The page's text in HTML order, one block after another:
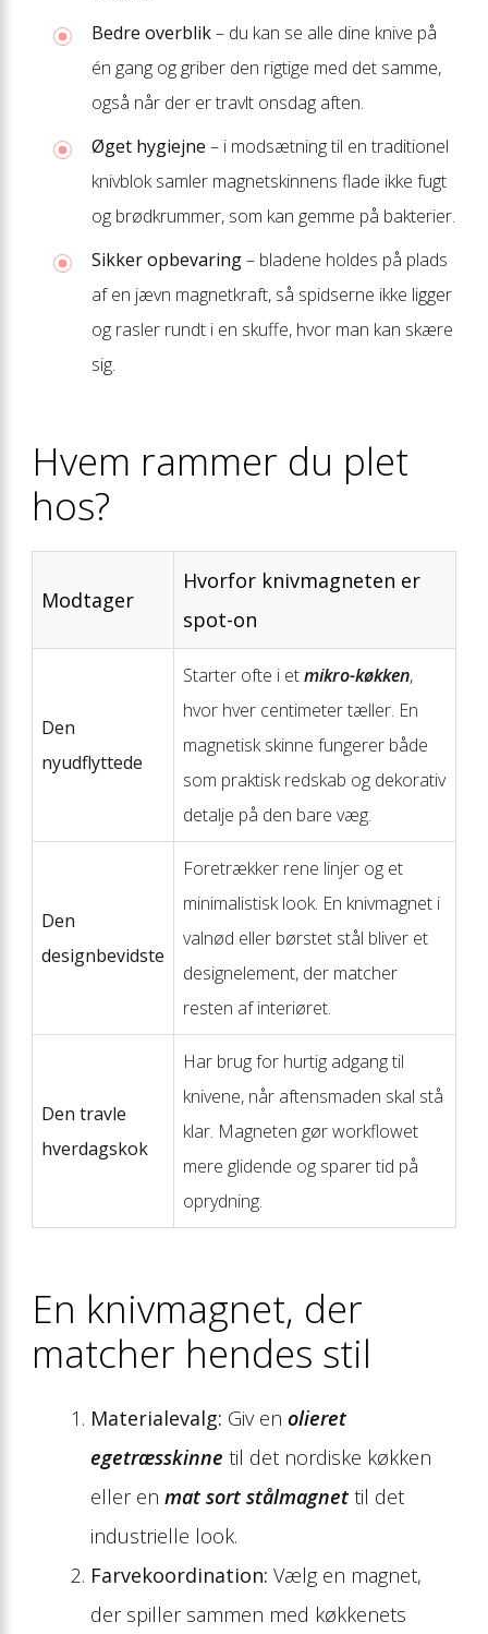
Bedre overblik– du kan se alle dine knive på
én gang og griber den rigtige med det samme,
også når der er travlt onsdag aften.
Øget hygiejne – i modsætning til en traditionel
knivblok samler magnetskinnens flade ikke fugt
og brødkrummer, som kan gemme på bakterier.
Sikker opbevaring– bladene holdes på plads
af en jævn magnetkraft, så spidserne ikke ligger
og rasler rundt i en skuffe, hvor man kan skære
sig.
Hvem rammer du plet
hos?
Modtager
Hvorfor knivmagneten er
spot-on
Den
nyudflyttede
Starter ofte i etmikro-køkken,
hvor hver centimeter tæller. En
magnetisk skinne fungerer både
som praktisk redskab og dekorativ
detalje på den bare væg.
Den
designbevidste
Foretrækker rene linjer og et
minimalistisk look. En knivmagnet i
valnød eller børstet stål bliver et
designelement, der matcher
resten af interiøret.
Den travle
hverdagskok
Har brug for hurtig adgang til
knivene, når aftensmaden skal stå
klar. Magneten gør workflowet
mere glidende og sparer tid på
oprydning.
En knivmagnet, der
matcher hendes stil
Materialevalg: Giv en olieret
egetræsskinne til det nordiske køkken
eller en mat sort stålmagnet til det
industrielle look.
Farvekoordination: Vælg en magnet,
der spiller sammen med køkkenets